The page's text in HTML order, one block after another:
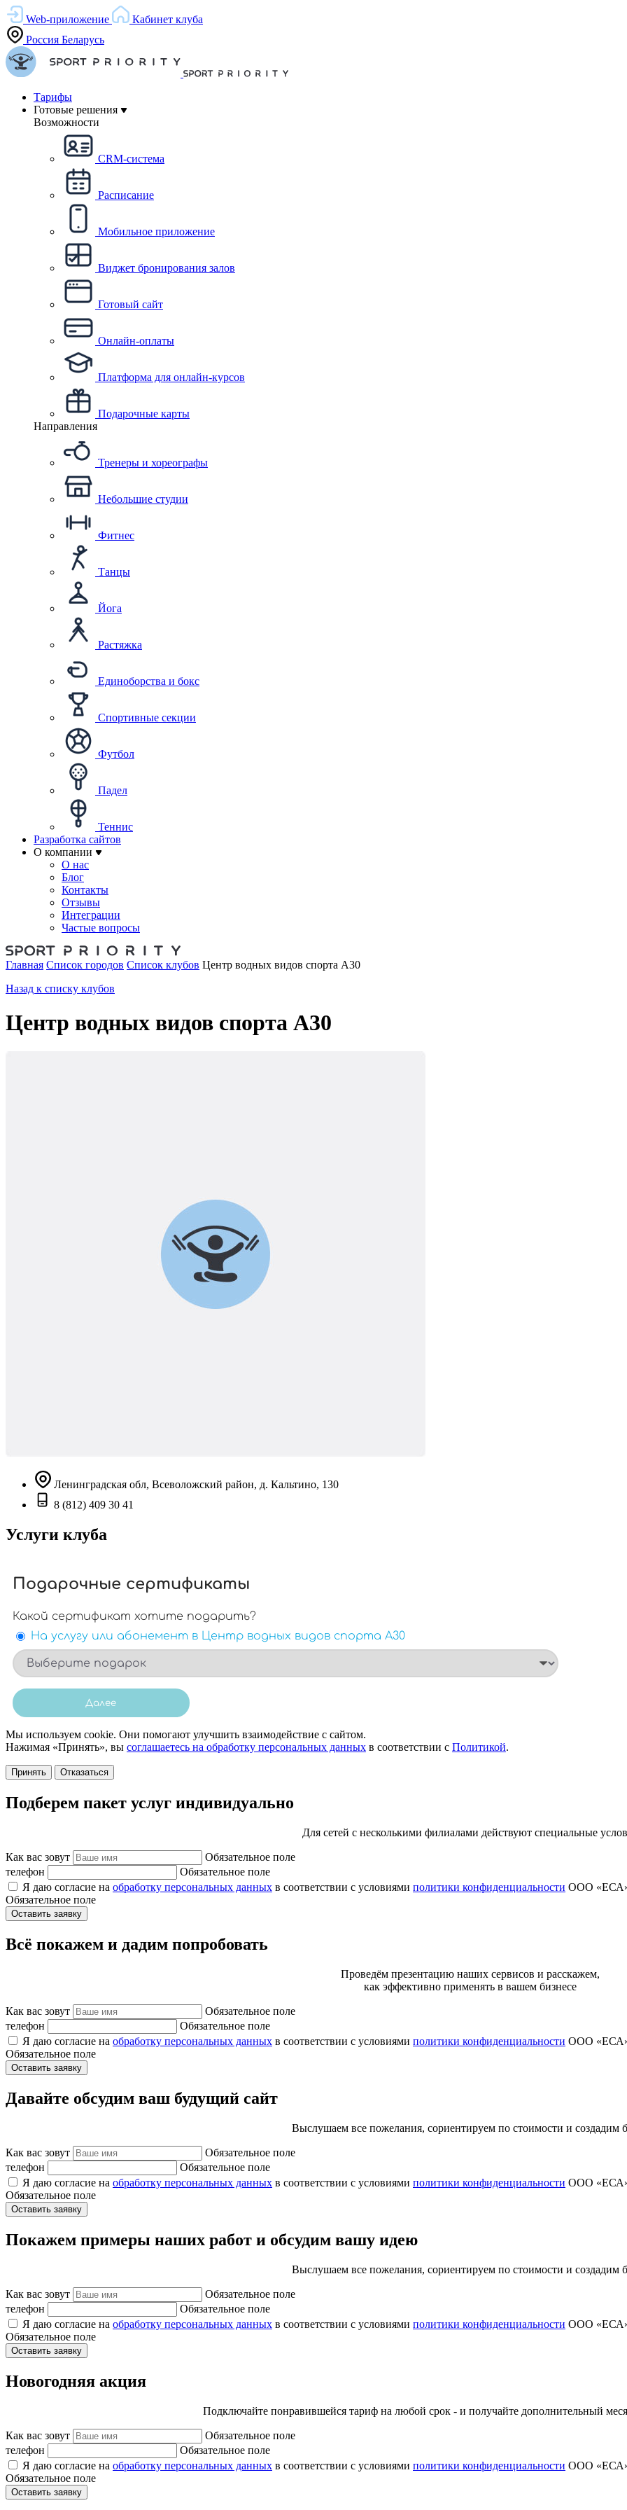
Web-приложение
Кабинет клуба
Россия Беларусь
Тарифы
Готовые решения
Возможности
CRM-система
Расписание
Мобильное приложение
Виджет бронирования залов
Готовый сайт
Онлайн-оплаты
Платформа для онлайн-курсов
Подарочные карты
Направления
Тренеры и хореографы
Небольшие студии
Фитнес
Танцы
Йога
Растяжка
Единоборства и бокс
Спортивные секции
Футбол
Падел
Теннис
Разработка сайтов
О компании
О нас
Блог
Контакты
Отзывы
Интеграции
Частые вопросы
Главная Список городов Список клубов Центр водных видов спорта А30
Назад к списку клубов
Центр водных видов спорта А30
Ленинградская обл, Всеволожский район, д. Кальтино, 130
8 (812) 409 30 41
Услуги клуба
Мы используем cookie. Они помогают улучшить взаимодействие с сайтом.
Нажимая «Принять», вы соглашаетесь на обработку персональных данных в соответствии с Политикой.
Принять Отказаться
Подберем пакет услуг индивидуально
Для сетей с несколькими филиалами действуют специальные
Как вас зовут
Обязательное поле
телефон
Обязательное поле
Я даю согласие на обработку персональных данных в соответствии с условиями политики конфиденциальности ООО
Обязательное поле
Оставить заявку
Всё покажем и дадим попробовать
Проведём презентацию наших сервисов и расскажем,
как эффективно применять в вашем бизнесе
Как вас зовут
Обязательное поле
телефон
Обязательное поле
Я даю согласие на обработку персональных данных в соответствии с условиями политики конфиденциальности ООО
Обязательное поле
Оставить заявку
Давайте обсудим ваш будущий сайт
Выслушаем все пожелания, сориентируем по стоимости и создадим
Как вас зовут
Обязательное поле
телефон
Обязательное поле
Я даю согласие на обработку персональных данных в соответствии с условиями политики конфиденциальности ООО
Обязательное поле
Оставить заявку
Покажем примеры наших работ и обсудим вашу идею
Выслушаем все пожелания, сориентируем по стоимости и создадим
Как вас зовут
Обязательное поле
телефон
Обязательное поле
Я даю согласие на обработку персональных данных в соответствии с условиями политики конфиденциальности ООО
Обязательное поле
Оставить заявку
Новогодняя акция
Подключайте понравившейся тариф на любой срок - и получайте дополнительный
Как вас зовут
Обязательное поле
телефон
Обязательное поле
Я даю согласие на обработку персональных данных в соответствии с условиями политики конфиденциальности ООО
Обязательное поле
Оставить заявку